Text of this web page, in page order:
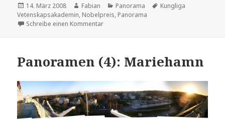
Veröffentlicht
am
14. März 2008 Autor
Fabian Kategorien
Panorama Schlagwörter
Kungliga
Vetenskapsakademin, Nobelpreis, Panorama
Schreibe einen Kommentarzu Panoramen (5): Königliche
Panoramen (4): Mariehamn